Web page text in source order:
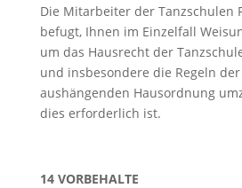
Die Mitarbeiter der Tanzschulen
befugt, Ihnen im Einzelfall
um das Hausrecht der
und insbesondere die Regeln
aushängenden Hausordnung
dies erforderlich ist.
14 VORBEHALTE